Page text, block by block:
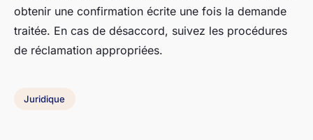
obtenir une confirmation écrite une fois la demande
traitée. En cas de désaccord, suivez les procédures
de réclamation appropriées.
Juridique